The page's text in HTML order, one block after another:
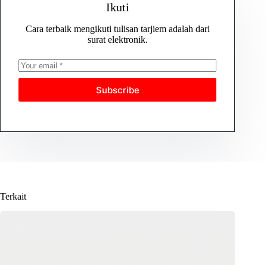
Ikuti
Cara terbaik mengikuti tulisan tarjiem adalah dari
surat elektronik.
Subscribe
Terkait